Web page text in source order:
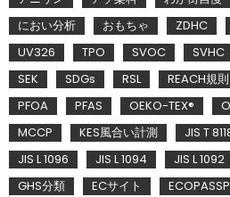
におい分析
おもちゃ ZDHC
UV326
TPO SVOC SVHC
SEK
SDGs RSL REACH規則
PFOA
PFAS OEKO-TEX®
MCCP
KES風合い計測 JIS T
JIS L 1096
JIS L 1094 JIS L 1092
GHS分類
ECサイト